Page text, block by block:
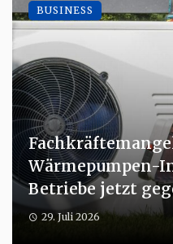
Wärmepumpen-
Betriebe jetzt
29. Juli 2026
BUSINESS